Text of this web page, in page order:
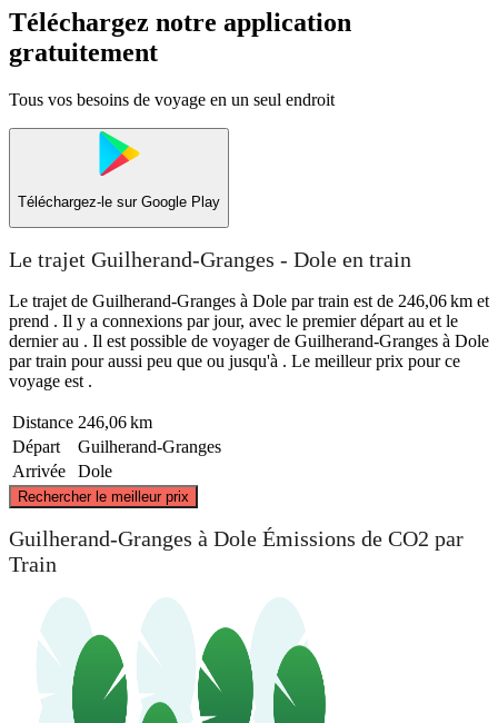
Téléchargez notre application
gratuitement
Tous vos besoins de voyage en un seul endroit
Téléchargez-le sur Google Play
Le trajet Guilherand-Granges - Dole en train
Le trajet de Guilherand-Granges à Dole par train est de 246,06 km et
prend . Il y a connexions par jour, avec le premier départ au et le
dernier au . Il est possible de voyager de Guilherand-Granges à Dole
par train pour aussi peu que ou jusqu'à . Le meilleur prix pour ce
voyage est .
Distance 246,06 km
Départ
Guilherand-Granges
Arrivée
Dole
Rechercher le meilleur prix
Dole
Guilherand-Granges à Dole Émissions de CO2 par
Train